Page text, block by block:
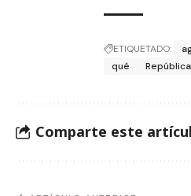
ETIQUETADO:
qué
República
Comparte este